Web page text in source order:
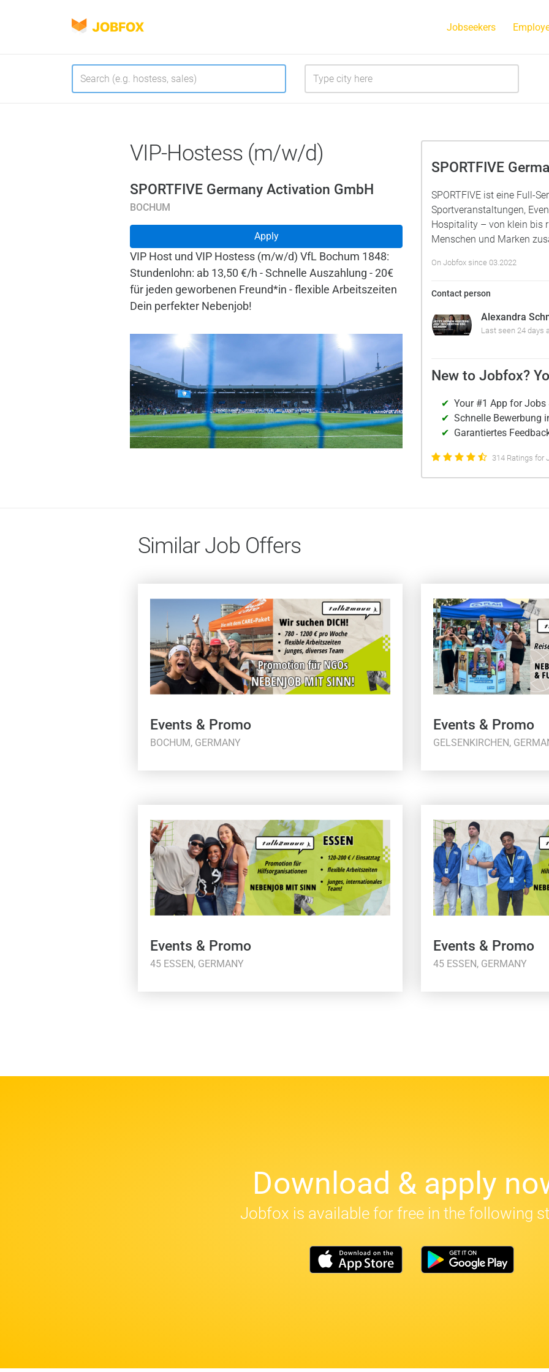
JOBFOX Navigate
Language Jobseekers
VIP-Hostess (m/w/d)
SPORTFIVE Germany Activation GmbH
BOCHUM
Apply
VIP Host und VIP Hostess (m/w/d) VfL Bochum 1848:
Stundenlohn: ab 13,50 €/h - Schnelle Auszahlung - 20€
für jeden geworbenen Freund*in - flexible Arbeitszeiten
Dein perfekter Nebenjob!
SPORTFIVE
SPORTFIVE ist eine Full-
Sportveranstaltungen,
Hospitality – von klein bis
Menschen und Marken
On Jobfox since 03.2022
Contact person
Alexandra
Last seen 24 days
New to Jobfox?
Your #1 App for Jobs
Schnelle Bewerbung
Garantiertes
314 Ratings for
Similar Job Offers
Events & Promo
BOCHUM, GERMANY
Events & Promo
GELSENKIRCHEN,
Events & Promo
45 ESSEN, GERMANY
Events & Promo
45 ESSEN, GERMANY
Download & apply
Jobfox is available for free in the following